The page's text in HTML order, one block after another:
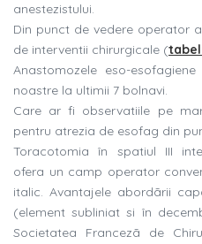
anestezistului.
Din punct de vedere operator
de interventii chirurgicale (
Anastomozele eso-
noastre la ultimii 7 bolnavi.
Care ar fi observatiile pe
pentru atrezia de esofag din
Toracotomia în spatiul III
ofera un camp operator
italic. Avantajele abordãrii
(element subliniat si în
Societatea Francezã de